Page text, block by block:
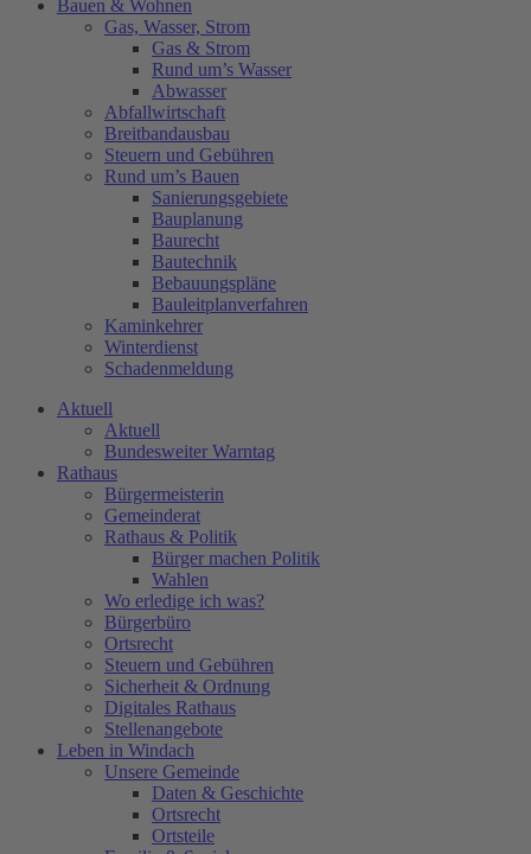
Bauen & Wohnen
Gas, Wasser, Strom
Gas & Strom
Rund um’s Wasser
Abwasser
Abfallwirtschaft
Breitbandausbau
Steuern und Gebühren
Rund um’s Bauen
Sanierungsgebiete
Bauplanung
Baurecht
Bautechnik
Bebauungspläne
Bauleitplanverfahren
Kaminkehrer
Winterdienst
Schadenmeldung
Aktuell
Aktuell
Bundesweiter Warntag
Rathaus
Bürgermeisterin
Gemeinderat
Rathaus & Politik
Bürger machen Politik
Wahlen
Wo erledige ich was?
Bürgerbüro
Ortsrecht
Steuern und Gebühren
Sicherheit & Ordnung
Digitales Rathaus
Stellenangebote
Leben in Windach
Unsere Gemeinde
Daten & Geschichte
Ortsrecht
Ortsteile